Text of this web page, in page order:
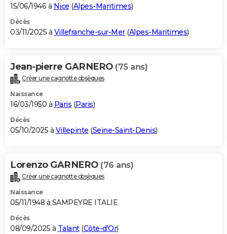
15/06/1946 à Nice (Alpes-Maritimes)
Décès
03/11/2025 à Villefranche-sur-Mer(Alpes-Maritimes)
Jean-pierre GARNERO (75 ans)
Créer une cagnotte obsèques
Naissance
16/03/1950 à Paris (Paris)
Décès
05/10/2025 à Villepinte (Seine-Saint-Denis)
Lorenzo GARNERO (76 ans)
Créer une cagnotte obsèques
Naissance
05/11/1948 à SAMPEYRE ITALIE
Décès
08/09/2025 à Talant(Côte-d'Or)